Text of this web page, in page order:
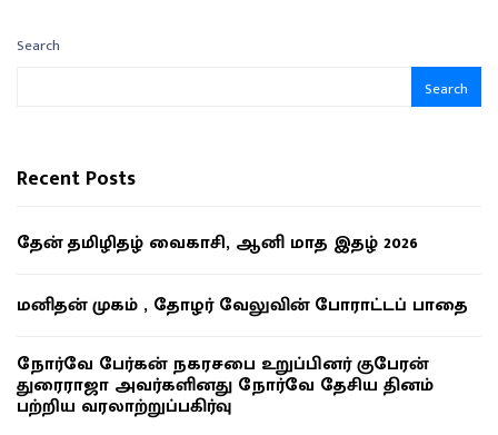
Search
Search
Recent Posts
தேன் தமிழிதழ் வைகாசி, ஆனி மாத இதழ் 2026
மனிதன் முகம் , தோழர் வேலுவின் போராட்டப் பாதை
நோர்வே பேர்கன் நகரசபை உறுப்பினர் குபேரன்
துரைராஜா அவர்களினது நோர்வே தேசிய தினம்
பற்றிய வரலாற்றுப்பகிர்வு